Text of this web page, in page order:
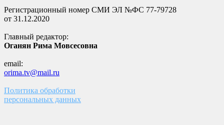
Регистрационный номер СМИ ЭЛ №ФС 77-79728
от 31.12.2020
Главный редактор:
Оганян Рима Мовсесовна
email:
orima.tv@mail.ru
Политика обработки
персональных данных